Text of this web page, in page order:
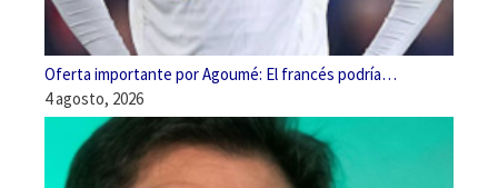
Oferta importante por Agoumé: El francés podría…
4 agosto, 2026